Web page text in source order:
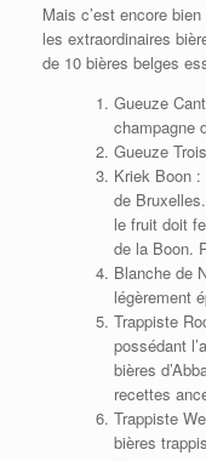
Mais c’est encore
les extraordinaires
de 10 bières belges
Gueuze
champagne
Gueuze
Kriek Boon
de
le fruit doit
de la Boon.
Blanche de
légèrement
Trappiste
possédant
bières
recettes
Trappiste
bières